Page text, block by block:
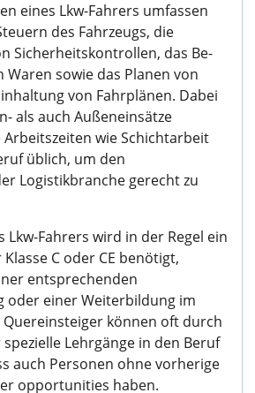
eines Lkw-Fahrers umfassen
des Fahrzeugs, die
Sicherheitskontrollen, das Be-
Waren sowie das Planen von
von Fahrplänen. Dabei
als auch Außeneinsätze
Arbeitszeiten wie Schichtarbeit
üblich, um den
Logistikbranche gerecht zu
Lkw-Fahrers wird in der Regel ein
C oder CE benötigt,
entsprechenden
oder einer Weiterbildung im
können oft durch
Lehrgänge in den Beruf
auch Personen ohne vorherige
opportunities haben.